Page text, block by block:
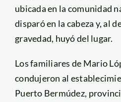
ubicada en la comunidad
disparó en la cabeza y, al
gravedad, huyó del lugar.
Los familiares de Mario
condujeron al
Puerto Bermúdez,